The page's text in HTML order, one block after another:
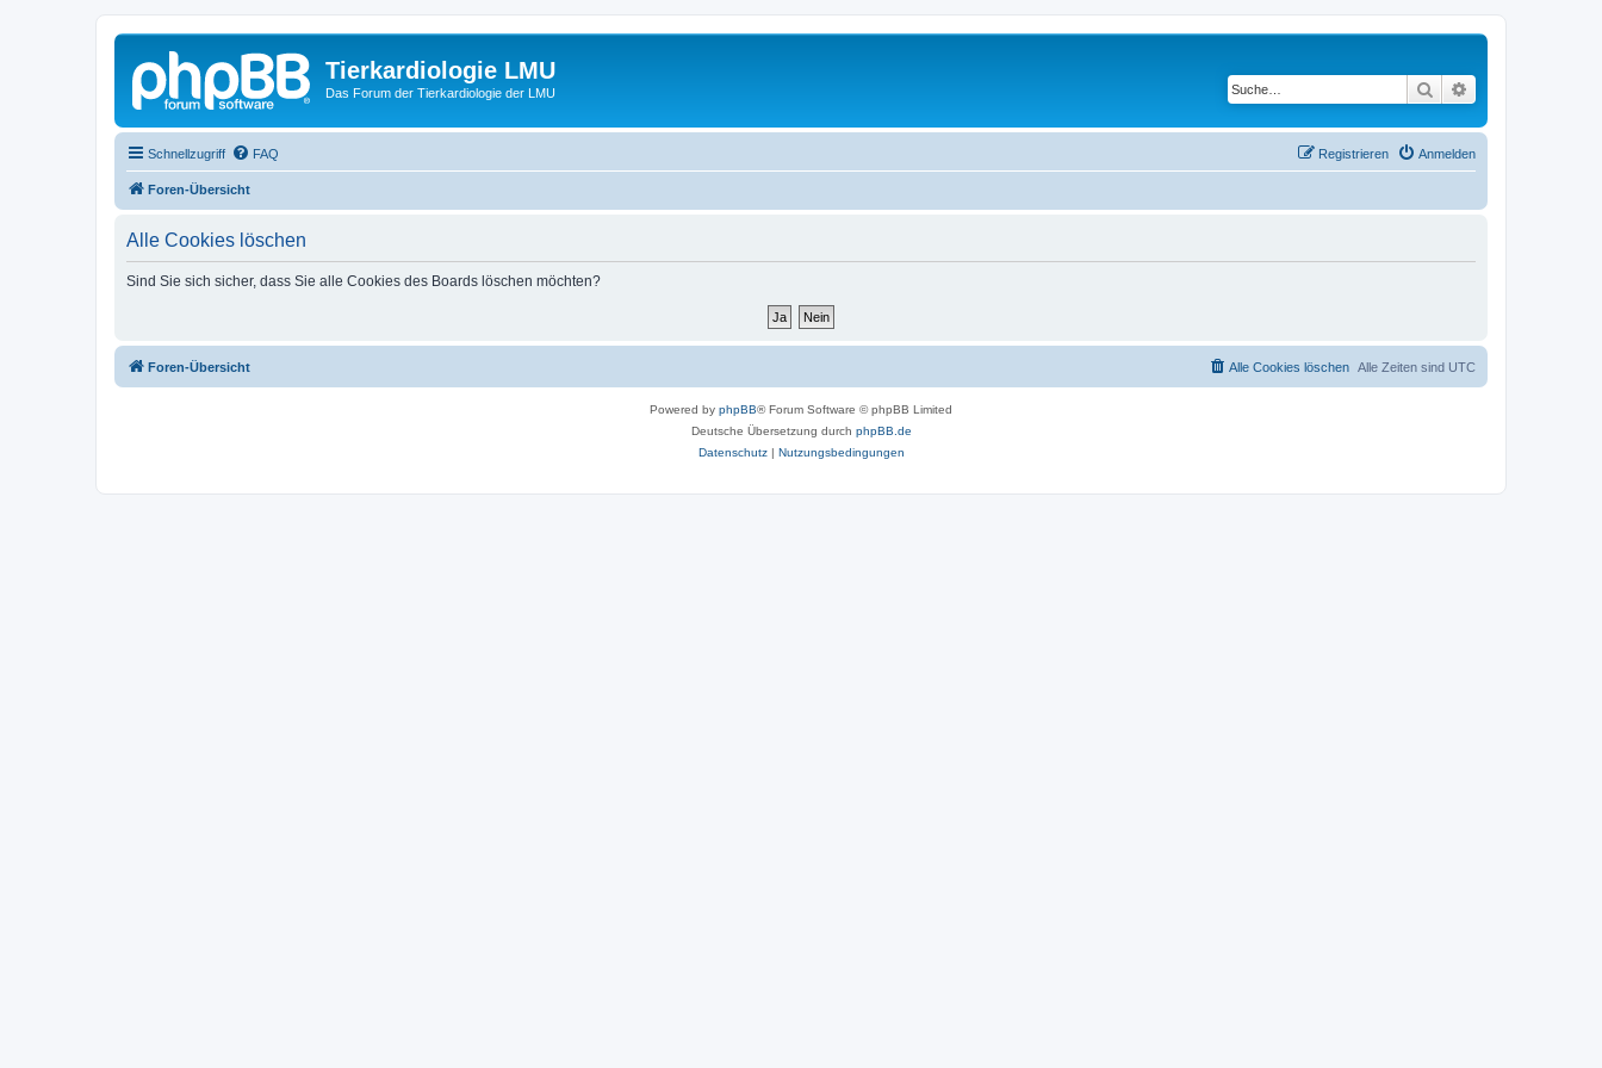
Tierkardiologie LMU
Das Forum der Tierkardiologie der LMU Suche
Schnellzugriff FAQ Anmelden
Registrieren
Foren-Übersicht
Alle Cookies löschen
Sind Sie sich sicher, dass Sie alle Cookies des Boards löschen möchten?
Foren-Übersicht Alle Zeiten sind UTC
Alle Cookies löschen
Powered by phpBB® Forum Software © phpBB Limited
Deutsche Übersetzung durch phpBB.de
Datenschutz| Nutzungsbedingungen